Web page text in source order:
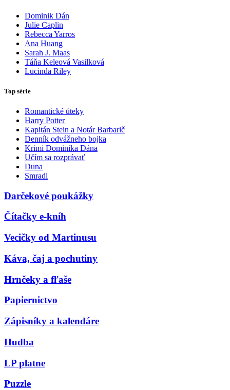
Dominik Dán
Julie Caplin
Rebecca Yarros
Ana Huang
Sarah J. Maas
Táňa Keleová Vasilková
Lucinda Riley
Top série
Romantické úteky
Harry Potter
Kapitán Stein a Notár Barbarič
Denník odvážneho bojka
Krimi Dominika Dána
Učím sa rozprávať
Duna
Smradi
Darčekové poukážky
Čítačky e-kníh
Vecičky od Martinusu
Káva, čaj a pochutiny
Hrnčeky a fľaše
Papiernictvo
Zápisníky a kalendáre
Hudba
LP platne
Puzzle